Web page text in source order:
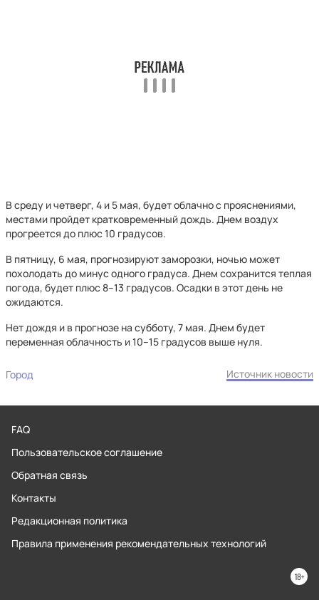
В среду и четверг, 4 и 5 мая, будет облачно с прояснениями,
местами пройдет кратковременный дождь. Днем воздух
прогреется до плюс 10 градусов.
В пятницу, 6 мая, прогнозируют заморозки, ночью может
похолодать до минус одного градуса. Днем сохранится теплая
погода, будет плюс 8–13 градусов. Осадки в этот день не
ожидаются.
Нет дождя и в прогнозе на субботу, 7 мая. Днем будет
переменная облачность и 10–15 градусов выше нуля.
Город Источник новости
FAQ
Пользовательское соглашение
Обратная связь
Контакты
Редакционная политика
Правила применения рекомендательных технологий